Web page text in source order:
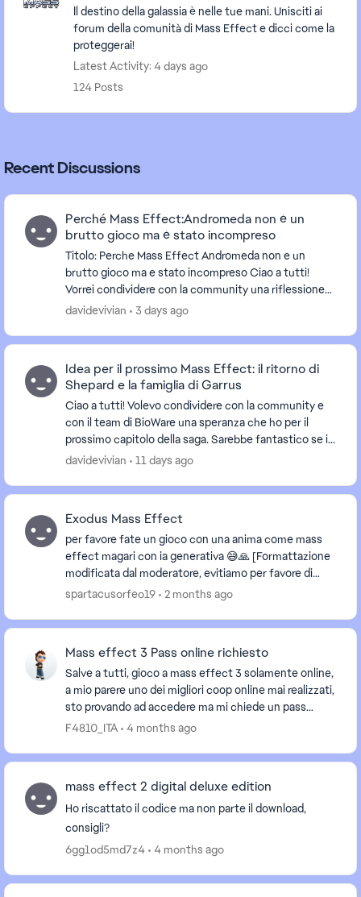
Il destino della galassia è nelle tue mani. Unisciti ai
forum della comunità di Mass Effect e dicci come la
proteggerai!
Latest Activity: 4 days ago
124 Posts
Recent Discussions
Perché Mass Effect:Andromeda non è un
brutto gioco ma è stato incompreso
Titolo: Perche Mass Effect Andromeda non e un
brutto gioco ma e stato incompreso Ciao a tutti!
Vorrei condividere con la community una riflessione
su Mass Effect Andromeda. Con il senno di poi, ...
davidevivian 3 days ago
Idea per il prossimo Mass Effect: il ritorno di
Shepard e la famiglia di Garrus
Ciao a tutti! Volevo condividere con la community e
con il team di BioWare una speranza che ho per il
prossimo capitolo della saga. Sarebbe fantastico se il
gioco ripartisse dal finale con il ...
davidevivian 11 days ago
Exodus Mass Effect
per favore fate un gioco con una anima come mass
effect magari con ia generativa 😅🙏 [Formattazione
modificata dal moderatore, evitiamo per favore di
scrivere tutto in maiuscolo nel rispetto del...
spartacusorfeo19 2 months ago
Mass effect 3 Pass online richiesto
Salve a tutti, gioco a mass effect 3 solamente online,
a mio parere uno dei migliori coop online mai realizzati,
sto provando ad accedere ma mi chiede un pass
online per accedere alla funzione multip...
F4810_ITA 4 months ago
mass effect 2 digital deluxe edition
Ho riscattato il codice ma non parte il download,
consigli?
6gg1od5md7z4
4 months ago